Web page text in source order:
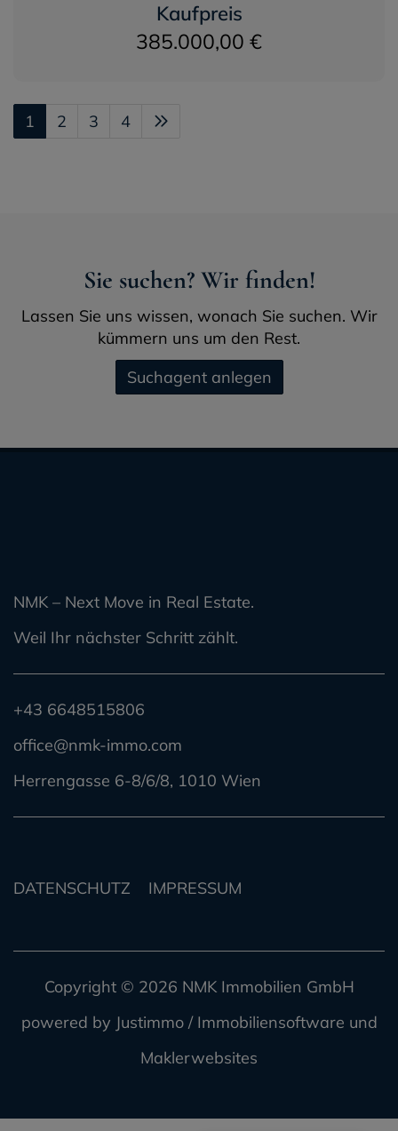
Kaufpreis
385.000,00 €
1 2 3 4
Sie suchen? Wir finden!
Lassen Sie uns wissen, wonach Sie suchen. Wir
kümmern uns um den Rest.
Suchagent anlegen
NMK – Next Move in Real Estate.
Weil Ihr nächster Schritt zählt.
+43 6648515806
office@nmk-immo.com
Herrengasse 6-8/6/8, 1010 Wien
DATENSCHUTZ IMPRESSUM
Copyright © 2026 NMK Immobilien GmbH
powered by Justimmo / Immobiliensoftware und
Maklerwebsites